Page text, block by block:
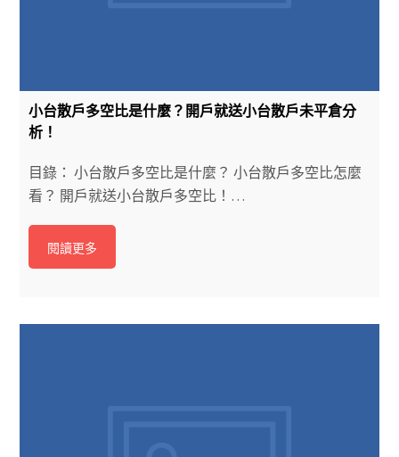
小台散戶多空比是什麼？開戶就送小台散戶未平倉分
析！
目錄： 小台散戶多空比是什麼？ 小台散戶多空比怎麼
看？ 開戶就送小台散戶多空比！…
閱讀更多